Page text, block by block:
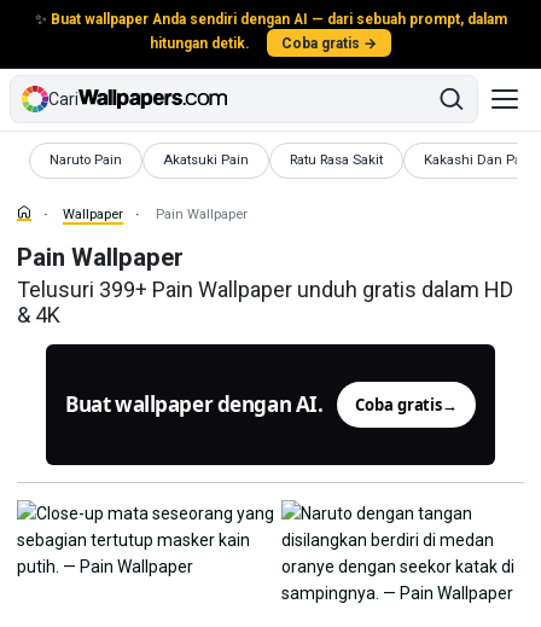
✨ Buat wallpaper Anda sendiri dengan AI — dari sebuah prompt, dalam
hitungan detik.
Coba gratis →
Cari
Naruto Pain
Wallpaper Akatsuki Pain
Wallpaper Ratu Rasa Sakit
Wallpaper Kakashi Dan Pain
Wallpaper
Wallpaper Pain Wallpaper
Pain Wallpaper
Telusuri 399+ Pain Wallpaper unduh gratis dalam HD
& 4K
Buat wallpaper dengan AI. Coba gratis→